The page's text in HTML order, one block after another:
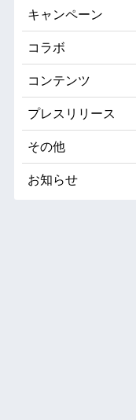
キャンペーン
コラボ
コンテンツ
プレスリリース
その他
お知らせ